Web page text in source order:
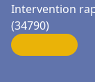
Intervention
(34790)